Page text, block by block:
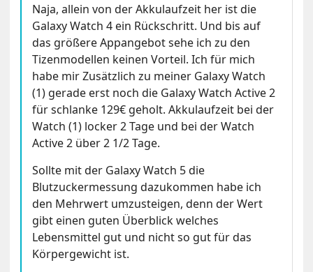
Naja, allein von der Akkulaufzeit her ist die
Galaxy Watch 4 ein Rückschritt. Und bis auf
das größere Appangebot sehe ich zu den
Tizenmodellen keinen Vorteil. Ich für mich
habe mir Zusätzlich zu meiner Galaxy Watch
(1) gerade erst noch die Galaxy Watch Active 2
für schlanke 129€ geholt. Akkulaufzeit bei der
Watch (1) locker 2 Tage und bei der Watch
Active 2 über 2 1/2 Tage.
Sollte mit der Galaxy Watch 5 die
Blutzuckermessung dazukommen habe ich
den Mehrwert umzusteigen, denn der Wert
gibt einen guten Überblick welches
Lebensmittel gut und nicht so gut für das
Körpergewicht ist.